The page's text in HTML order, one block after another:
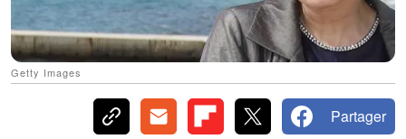
Getty Images
Partager